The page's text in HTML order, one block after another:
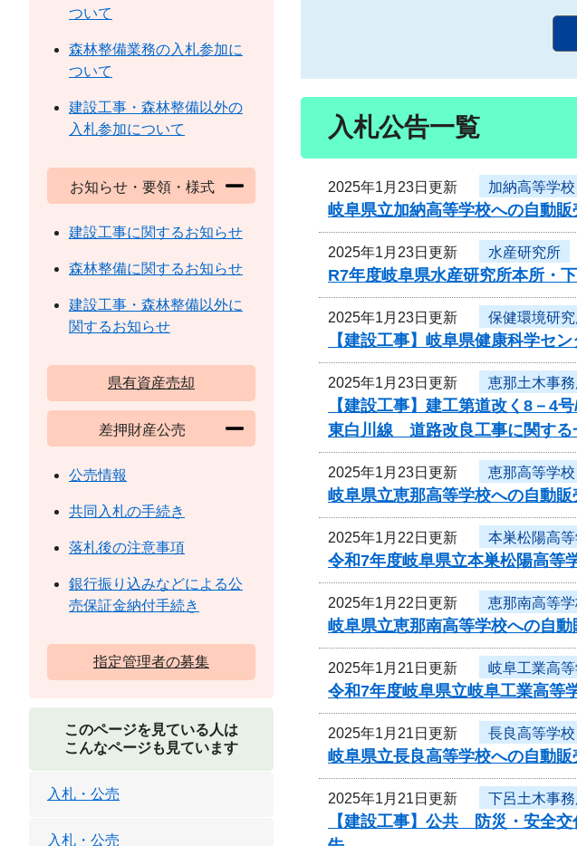
入札公告一覧
2025年1月23日更新 加納高等学校
岐阜県立加納高等学校への自動
2025年1月23日更新 水産研究所
R7年度岐阜県水産研究所本所・
2025年1月23日更新 保健環境研
【建設工事】岐阜県健康科学セ
2025年1月23日更新 恵那土木事
【建設工事】建工第道改く8－4
東白川線 道路改良工事に関する
2025年1月23日更新 恵那高等学校
岐阜県立恵那高等学校への自動
2025年1月22日更新 本巣松陽高
令和7年度岐阜県立本巣松陽高等
2025年1月22日更新 恵那南高等学
岐阜県立恵那南高等学校への自
2025年1月21日更新 岐阜工業高
令和7年度岐阜県立岐阜工業高等
2025年1月21日更新 長良高等学校
岐阜県立長良高等学校への自動
2025年1月21日更新 下呂土木事
【建設工事】公共 防災・安全
ついて
森林整備業務の入札参加に
ついて
建設工事・森林整備以外の
入札参加について
お知らせ・要領・様式
建設工事に関するお知らせ
森林整備に関するお知らせ
建設工事・森林整備以外に
関するお知らせ
県有資産売却
差押財産公売
公売情報
共同入札の手続き
落札後の注意事項
銀行振り込みなどによる公
売保証金納付手続き
指定管理者の募集
このページを見ている人は
こんなページも見ています
入札・公売
入札・公売